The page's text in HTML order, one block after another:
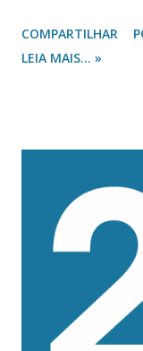
são: Conselho de
Supremo Concílio
providos. Em caso
concílio ou sua
substituição ou
ausência e o
temporário, a
do membro. Uma
diretoras dos
COMPARTILHAR
LEIA MAIS... »